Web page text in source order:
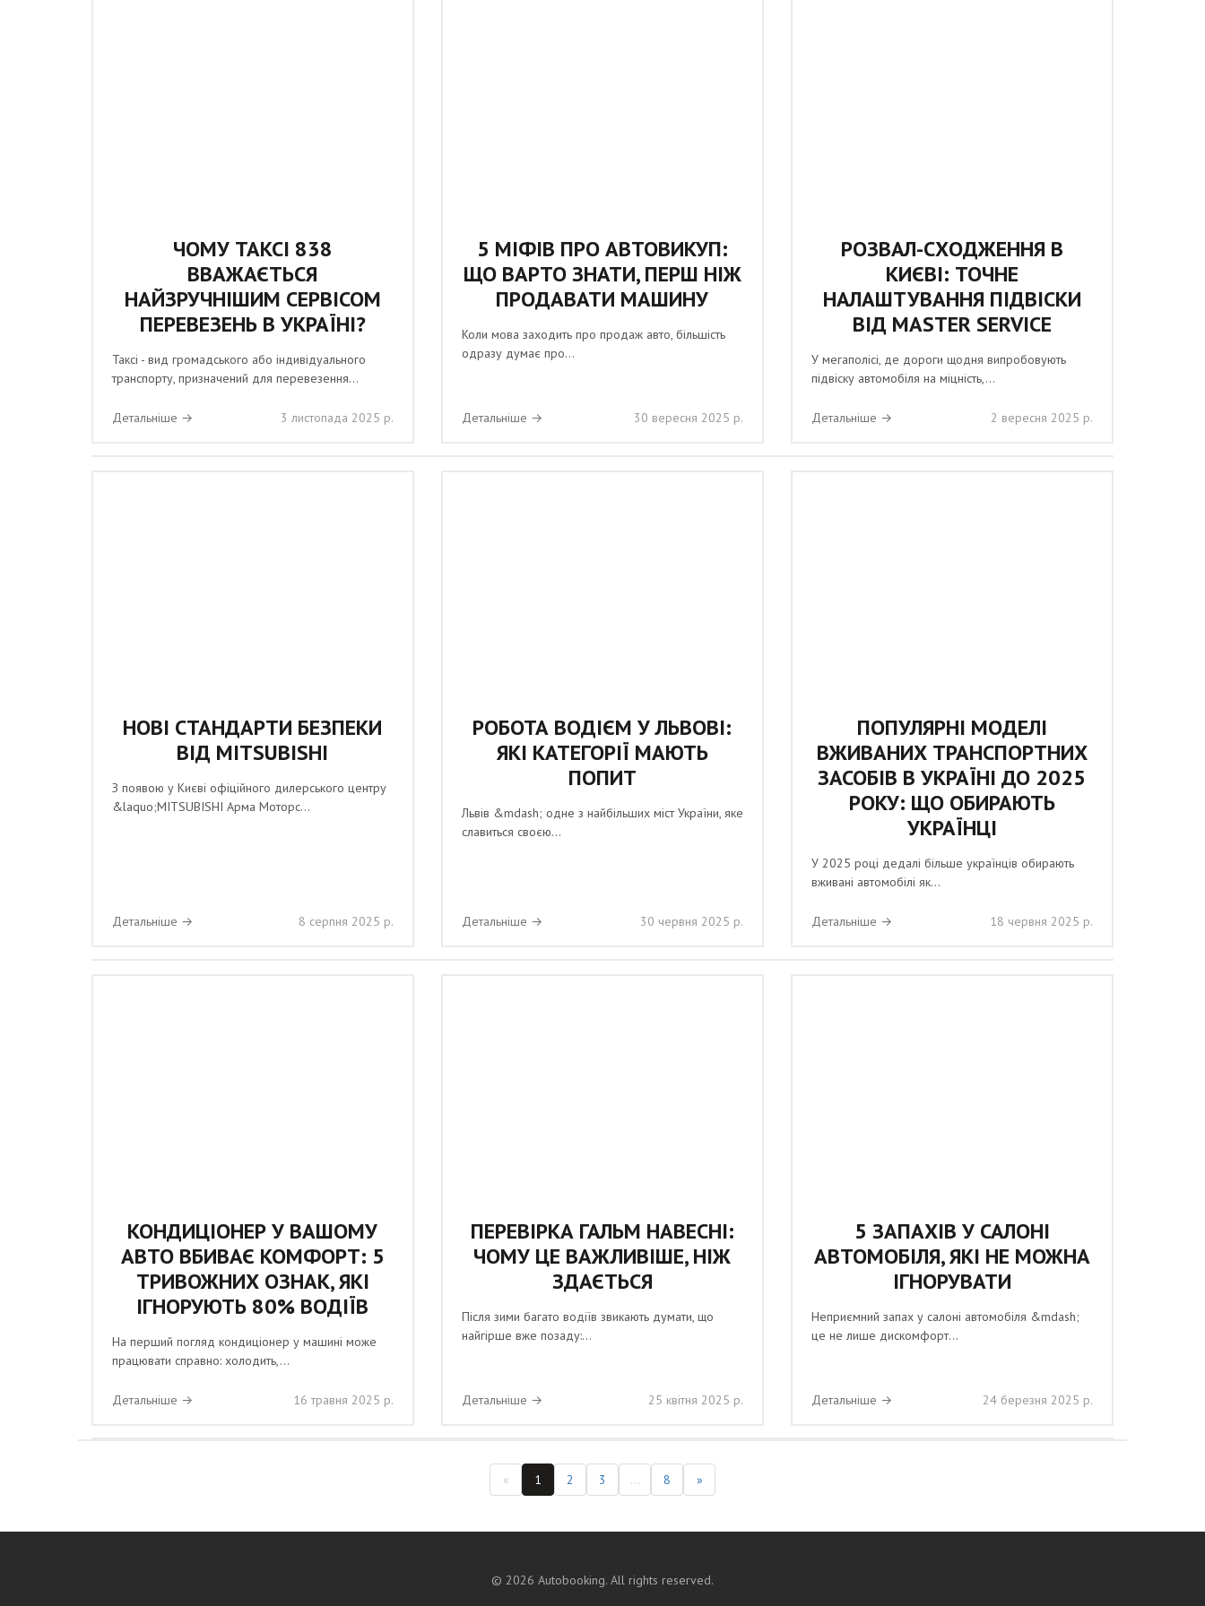
ЧОМУ ТАКСІ 838
ВВАЖАЄТЬСЯ
НАЙЗРУЧНІШИМ СЕРВІСОМ
ПЕРЕВЕЗЕНЬ В УКРАЇНІ?
Таксі - вид громадського або індивідуального
транспорту, призначений для перевезення...
Детальніше → 3 листопада 2025 р.
5 МІФІВ ПРО АВТОВИКУП:
ЩО ВАРТО ЗНАТИ, ПЕРШ НІЖ
ПРОДАВАТИ МАШИНУ
Коли мова заходить про продаж авто, більшість
одразу думає про...
Детальніше → 30 вересня 2025 р.
РОЗВАЛ-СХОДЖЕННЯ В
КИЄВІ: ТОЧНЕ
НАЛАШТУВАННЯ ПІДВІСКИ
ВІД MASTER SERVICE
У мегаполісі, де дороги щодня випробовують
підвіску автомобіля на міцність,...
Детальніше → 2 вересня 2025 р.
НОВІ СТАНДАРТИ БЕЗПЕКИ
ВІД MITSUBISHI
З появою у Києві офіційного дилерського центру
&laquo;MITSUBISHI Арма Моторс...
Детальніше → 8 серпня 2025 р.
РОБОТА ВОДІЄМ У ЛЬВОВІ:
ЯКІ КАТЕГОРІЇ МАЮТЬ
ПОПИТ
Львів &mdash; одне з найбільших міст України, яке
славиться своєю...
Детальніше → 30 червня 2025 р.
ПОПУЛЯРНІ МОДЕЛІ
ВЖИВАНИХ ТРАНСПОРТНИХ
ЗАСОБІВ В УКРАЇНІ ДО 2025
РОКУ: ЩО ОБИРАЮТЬ
УКРАЇНЦІ
У 2025 році дедалі більше українців обирають
вживані автомобілі як...
Детальніше → 18 червня 2025 р.
КОНДИЦІОНЕР У ВАШОМУ
АВТО ВБИВАЄ КОМФОРТ: 5
ТРИВОЖНИХ ОЗНАК, ЯКІ
ІГНОРУЮТЬ 80% ВОДІЇВ
На перший погляд кондиціонер у машині може
працювати справно: холодить,...
Детальніше → 16 травня 2025 р.
ПЕРЕВІРКА ГАЛЬМ НАВЕСНІ:
ЧОМУ ЦЕ ВАЖЛИВІШЕ, НІЖ
ЗДАЄТЬСЯ
Після зими багато водіїв звикають думати, що
найгірше вже позаду:...
Детальніше → 25 квітня 2025 р.
5 ЗАПАХІВ У САЛОНІ
АВТОМОБІЛЯ, ЯКІ НЕ МОЖНА
ІГНОРУВАТИ
Неприємний запах у салоні автомобіля &mdash;
це не лише дискомфорт...
Детальніше → 24 березня 2025 р.
« 1 2 3 ... 8 »
© 2026 Autobooking. All rights reserved.